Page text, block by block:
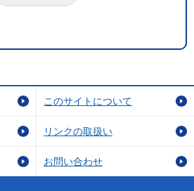
このサイトについて
リンクの取扱い
お問い合わせ